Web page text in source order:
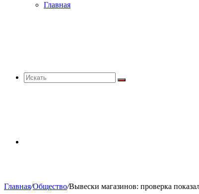
Главная
Искать
Главная/Общество/Вывески магазинов: проверка